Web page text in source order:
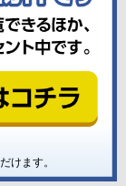
けます。